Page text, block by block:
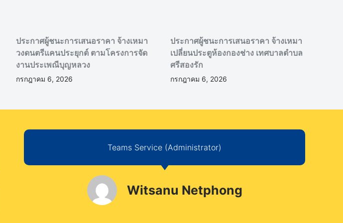
ประกาศผู้ชนะการเสนอราคา จ้างเหมา
วงดนตรีแคนประยุกต์ ตามโครงการจัด
งานประเพณีบุญหลวง
กรกฎาคม 6, 2026
ประกาศผู้ชนะการเสนอราคา จ้างเหมา
เปลี่ยนประตูห้องกองช่าง เทศบาลตำบล
ศรีสองรัก
กรกฎาคม 6, 2026
Teams Service (Administrator)
Witsanu Netphong